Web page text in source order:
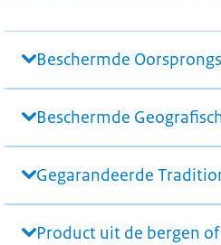
Beschermde
Beschermde
Gegarandeerde
Product uit de bergen